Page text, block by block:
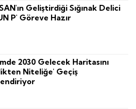
Geliştirdiği Sığınak Delici
P' Göreve Hazır
2030 Gelecek Haritasını
Niteliğe' Geçiş